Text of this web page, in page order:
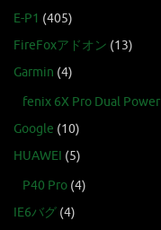
E-P1 (405)
FireFoxアドオン (13)
Garmin (4)
fenix 6X Pro Dual Power
Google (10)
HUAWEI (5)
P40 Pro (4)
IE6バグ (4)